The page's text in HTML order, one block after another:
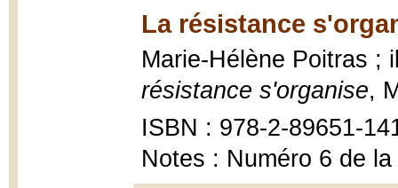
La résistance
Marie-Hélène Poitras ;
résistance s'organise,
ISBN : 978-2-89651-
Notes : Numéro 6 de